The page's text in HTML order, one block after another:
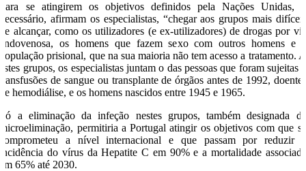
Para se atingirem os objetivos definidos pela Nações Unidas, é
necessário, afirmam os especialistas, “chegar aos grupos mais difíceis
de alcançar, como os utilizadores (e ex-utilizadores) de drogas por via
endovenosa, os homens que fazem sexo com outros homens e a
população prisional, que na sua maioria não tem acesso a tratamento. A
estes grupos, os especialistas juntam o das pessoas que foram sujeitas a
transfusões de sangue ou transplante de órgãos antes de 1992, doentes
de hemodiálise, e os homens nascidos entre 1945 e 1965.
Só a eliminação da infeção nestes grupos, também designada de
microeliminação, permitiria a Portugal atingir os objetivos com que se
comprometeu a nível internacional e que passam por reduzir a
incidência do vírus da Hepatite C em 90% e a mortalidade associada
em 65% até 2030.